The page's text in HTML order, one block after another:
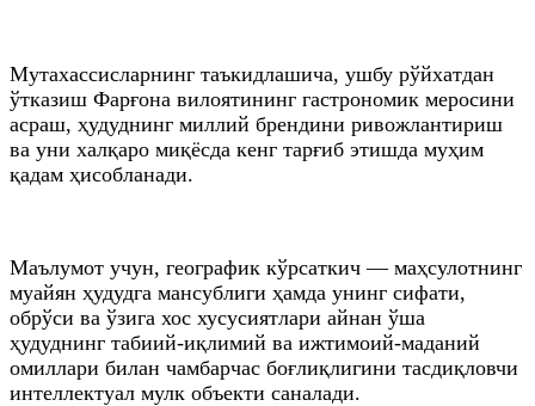
Мутахассисларнинг таъкидлашича, ушбу рўйхатдан
ўтказиш Фарғона вилоятининг гастрономик меросини
асраш, ҳудуднинг миллий брендини ривожлантириш
ва уни халқаро миқёсда кенг тарғиб этишда муҳим
қадам ҳисобланади.
Маълумот учун, географик кўрсаткич — маҳсулотнинг
муайян ҳудудга мансублиги ҳамда унинг сифати,
обрўси ва ўзига хос хусусиятлари айнан ўша
ҳудуднинг табиий-иқлимий ва ижтимоий-маданий
омиллари билан чамбарчас боғлиқлигини тасдиқловчи
интеллектуал мулк объекти саналади.